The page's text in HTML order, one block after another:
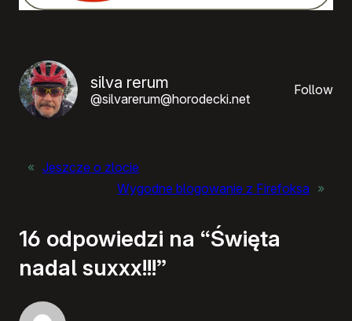
silva rerum
@silvarerum@horodecki.net
Follow
« Jeszcze o zlocie
Wygodne blogowanie z Firefoksa »
16 odpowiedzi na “Święta
nadal suxxx!!!”